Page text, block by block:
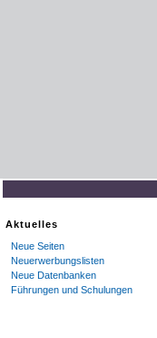
Aktuelles
Neue Seiten
Neuerwerbungslisten
Neue Datenbanken
Führungen und Schulungen